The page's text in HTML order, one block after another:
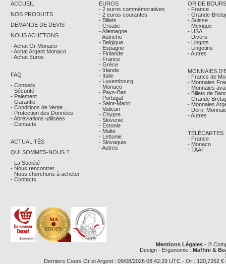
ACCUEIL
NOS PRODUITS
DEMANDE DE DEVIS
NOUS ACHETONS
- Achat Or Monaco
- Achat Argent Monaco
- Achat Euros
FAQ
- Conseils
- Sécurité
- Paiement
- Garantie
- Conditions de Vente
- Protection des Données
- Abréviations utilisées
- Contacts
ACTUALITÉS
QUI SOMMES-NOUS ?
- La Société
- Nous rencontrer
- Nous cherchons à acheter
- Contacts
EUROS
- 2 euros commémoratives
- 2 euros courantes
- Billets
- Croatie
- Allemagne
- Autriche
- Belgique
- Espagne
- Finlande
- France
- Grèce
- Irlande
- Italie
- Luxembourg
- Monaco
- Pays-Bas
- Portugal
- Saint-Marin
- Vatican
- Chypre
- Slovenie
- Estonie
- Malte
- Lettonie
- Slovaquie
- Autres
OR DE
- France
- Grande-
- Suisse
- Mexique
- USA
- Divers
- Lingots
- Lingotins
- Autres
MONNAIES
- Francs de
- Monnaies
- Monnaies
- Billets de
- Grande
- Monnaies
- Dern.
- Autres
TÉLÉCARTES
- France
- Monaco
- TAAF
Mentions Légales- ©
Design - Ergonomie : Maffini &
Derniers Cours Or et Argent : 09/08/2026 08:42:29 UTC - Or : 120,7262